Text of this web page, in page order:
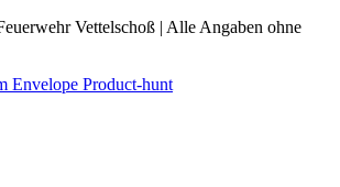
Vettelschoß | Alle Angaben ohne
Envelope Product-hunt